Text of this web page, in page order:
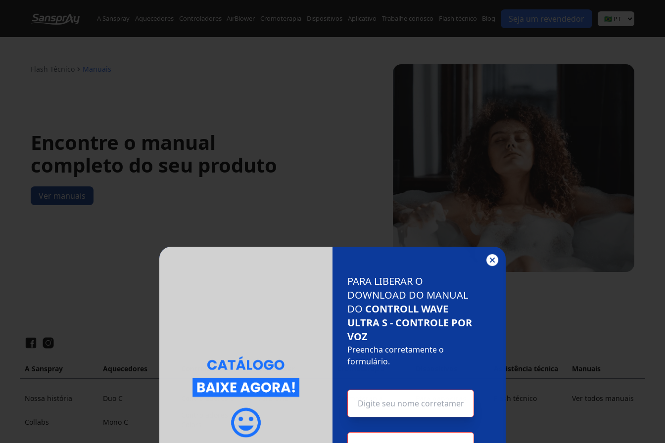
A Sanspray Aquecedores Controladores AirBlower Cromoterapia Dispositivos Aplicativo Trabalhe conosco Flash técnico Blog Seja um revendedor
Flash Técnico Manuais
Encontre o manual
completo do seu produto
Ver manuais
PARA LIBERAR O
DOWNLOAD DO MANUAL
DO CONTROLL WAVE
ULTRA S - CONTROLE POR
VOZ
Preencha corretamente o
formulário.
A Sanspray
Nossa história
Collabs
Aquecedores
Duo C
Mono C
Controladores
Controladores S
Controladores S
Air Blower
AirBlower Cromoterapia
Assistência técnica
Flash técnico
Manuais
Ver todos manuais